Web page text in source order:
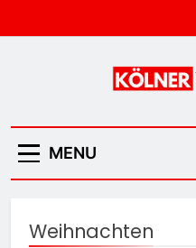
to
MENU
Weihnachten